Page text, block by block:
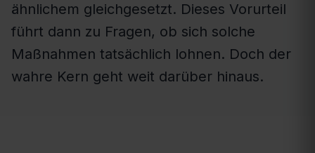
ähnlichem gleichgesetzt. Dieses Vorurteil
führt dann zu Fragen, ob sich solche
Maßnahmen tatsächlich lohnen. Doch der
wahre Kern geht weit darüber hinaus.